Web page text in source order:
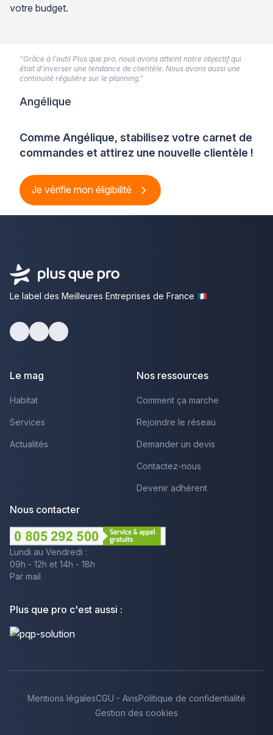
votre budget.
Comme Angélique, stabilisez votre carnet de
commandes et attirez une nouvelle clientèle !
Je vérifie mon éligibilité
“Grâce à l’outil Plus que pro, nous avons atteint notre objectif qui
était d’inverser une tendance de clientèle. Nous avons aussi une
continuité régulière sur le planning.”
Angélique
Le label des Meilleures Entreprises de France
Le mag
Habitat
Services
Actualités
Nos ressources
Comment ça marche
Rejoindre le réseau
Demander un devis
Contactez-nous
Devenir adhérent
Nous contacter
Lundi au Vendredi :
09h - 12h et 14h - 18h
Par mail
Plus que pro c'est aussi :
Mentions légalesCGU - AvisPolitique de confidentialité
Gestion des cookies